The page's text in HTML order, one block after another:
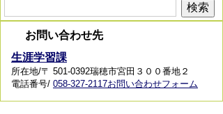
お問い合わせ先
生涯学習課
所在地/〒 501-0392瑞穂市宮田３００番地２
電話番号/ 058-327-2117お問い合わせフォーム